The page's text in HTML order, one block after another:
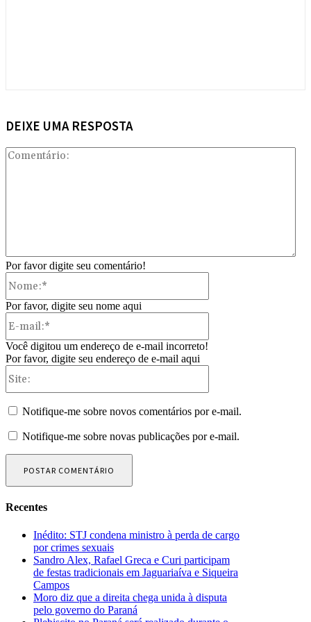
DEIXE UMA RESPOSTA
Por favor digite seu comentário!
Por favor, digite seu nome aqui
Você digitou um endereço de e-mail incorreto!
Por favor, digite seu endereço de e-mail aqui
Notifique-me sobre novos comentários por e-mail.
Notifique-me sobre novas publicações por e-mail.
Recentes
Inédito: STJ condena ministro à perda de cargo
por crimes sexuais
Sandro Alex, Rafael Greca e Curi participam
de festas tradicionais em Jaguariaíva e Siqueira
Campos
Moro diz que a direita chega unida à disputa
pelo governo do Paraná